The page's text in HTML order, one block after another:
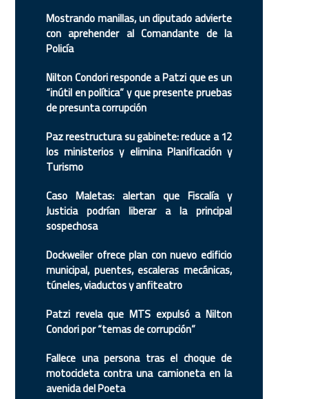
Mostrando manillas, un diputado advierte
con aprehender al Comandante de la
Policía
Nilton Condori responde a Patzi que es un
“inútil en política” y que presente pruebas
de presunta corrupción
Paz reestructura su gabinete: reduce a 12
los ministerios y elimina Planificación y
Turismo
Caso Maletas: alertan que Fiscalía y
Justicia podrían liberar a la principal
sospechosa
Dockweiler ofrece plan con nuevo edificio
municipal, puentes, escaleras mecánicas,
túneles, viaductos y anfiteatro
Patzi revela que MTS expulsó a Nilton
Condori por “temas de corrupción”
Fallece una persona tras el choque de
motocicleta contra una camioneta en la
avenida del Poeta